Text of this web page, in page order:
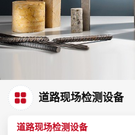
道路现场检测设备
道路现场检测设备